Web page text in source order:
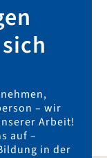
– wir
Arbeit!
auf –
in der